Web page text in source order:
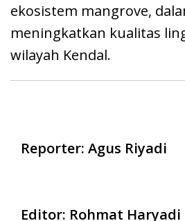
ekosistem mangrove,
meningkatkan kualitas
wilayah Kendal.
Reporter: Agus Riyadi
Editor: Rohmat Haryadi